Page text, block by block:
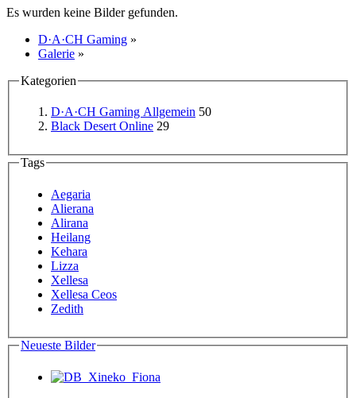
Es wurden keine Bilder gefunden.
D·A·CH Gaming »
Galerie »
Kategorien
D·A·CH Gaming Allgemein 50
Black Desert Online 29
Tags
Aegaria
Alierana
Alirana
Heilang
Kehara
Lizza
Xellesa
Xellesa Ceos
Zedith
Neueste Bilder